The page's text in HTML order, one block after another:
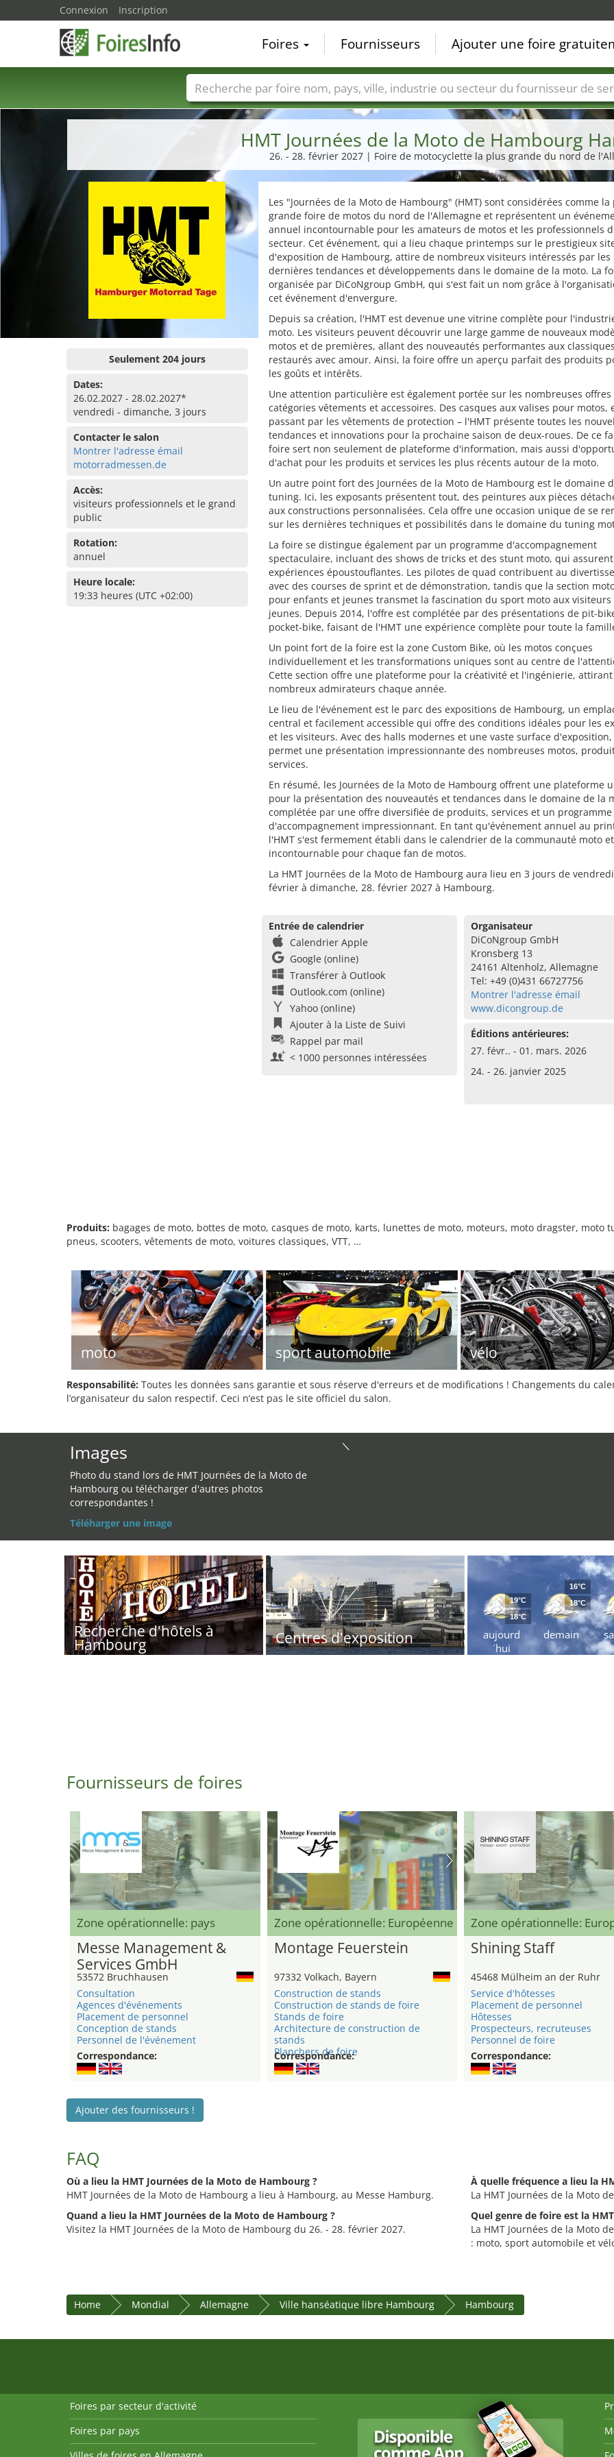
HMT Journées de la Moto de Hambourg
26. - 28. février 2027 | Foire de motocyclette la plus grande du nord de
Seulement 204 jours
Dates:
26.02.2027 - 28.02.2027*
vendredi - dimanche, 3 jours
Contacter le salon
Montrer l'adresse émail
motorradmessen.de
Accès:
visiteurs professionnels et le grand
public
Rotation:
annuel
Heure locale:
19:33 heures (UTC +02:00)
Les "Journées de la Moto de Hambourg" (HMT) sont considérées comme la
grande foire de motos du nord de l'Allemagne et représentent un
annuel incontournable pour les amateurs de motos et les professionnels
secteur. Cet événement, qui a lieu chaque printemps sur le prestigieux
d'exposition de Hambourg, attire de nombreux visiteurs intéressés par les
dernières tendances et développements dans le domaine de la moto. La
organisée par DiCoNgroup GmbH, qui s'est fait un nom grâce à
cet événement d'envergure.
Depuis sa création, l'HMT est devenue une vitrine complète pour
moto. Les visiteurs peuvent découvrir une large gamme de nouveaux
motos et de premières, allant des nouveautés performantes aux classiques
restaurés avec amour. Ainsi, la foire offre un aperçu parfait des produits
les goûts et intérêts.
Une attention particulière est également portée sur les nombreuses offres
catégories vêtements et accessoires. Des casques aux valises pour motos,
passant par les vêtements de protection – l'HMT présente toutes les
tendances et innovations pour la prochaine saison de deux-roues. De ce
foire sert non seulement de plateforme d'information, mais aussi
d'achat pour les produits et services les plus récents autour de la moto.
Un autre point fort des Journées de la Moto de Hambourg est le domaine
tuning. Ici, les exposants présentent tout, des peintures aux pièces
aux constructions personnalisées. Cela offre une occasion unique de se
sur les dernières techniques et possibilités dans le domaine du tuning
La foire se distingue également par un programme d'accompagnement
spectaculaire, incluant des shows de tricks et des stunt moto, qui
expériences époustouflantes. Les pilotes de quad contribuent au
avec des courses de sprint et de démonstration, tandis que la section
pour enfants et jeunes transmet la fascination du sport moto aux visiteurs
jeunes. Depuis 2014, l'offre est complétée par des présentations de pit-
pocket-bike, faisant de l'HMT une expérience complète pour toute la
Un point fort de la foire est la zone Custom Bike, où les motos conçues
individuellement et les transformations uniques sont au centre de
Cette section offre une plateforme pour la créativité et l'ingénierie,
nombreux admirateurs chaque année.
Le lieu de l'événement est le parc des expositions de Hambourg, un
central et facilement accessible qui offre des conditions idéales pour les
et les visiteurs. Avec des halls modernes et une vaste surface
permet une présentation impressionnante des nombreuses motos,
services.
En résumé, les Journées de la Moto de Hambourg offrent une plateforme
pour la présentation des nouveautés et tendances dans le domaine de la
complétée par une offre diversifiée de produits, services et un programme
d'accompagnement impressionnant. En tant qu'événement annuel au
l'HMT s'est fermement établi dans le calendrier de la communauté moto
incontournable pour chaque fan de motos.
La HMT Journées de la Moto de Hambourg aura lieu en 3 jours de
février à dimanche, 28. février 2027 à Hambourg.
Entrée de calendrier
Calendrier Apple
Google (online)
Transférer à Outlook
Outlook.com (online)
Yahoo (online)
Ajouter à la Liste de Suivi
Rappel par mail
< 1000 personnes intéressées
Organisateur
DiCoNgroup GmbH
Kronsberg 13
24161 Altenholz, Allemagne
Tel: +49 (0)431 66727756
Montrer l'adresse émail
www.dicongroup.de
Éditions antérieures:
27. févr.. - 01. mars. 2026
24. - 26. janvier 2025
Produits: bagages de moto, bottes de moto, casques de moto, karts, lunettes de moto, moteurs, moto dragster, moto
pneus, scooters, vêtements de moto, voitures classiques, VTT, …
moto sport automobile vélo
Responsabilité: Toutes les données sans garantie et sous réserve d'erreurs et de modifications ! Changements du
l’organisateur du salon respectif. Ceci n’est pas le site officiel du salon.
Images
Photo du stand lors de HMT Journées de la Moto de
Hambourg ou télécharger d'autres photos
correspondantes !
Téléharger une image
Recherche d'hôtels à
Hambourg Centres d'exposition
aujourd
´hui
19°C
18°C
demain
16°C
18°C
Fournisseurs de foires
Zone opérationnelle: pays
Messe Management &
Services GmbH
53572 Bruchhausen
Consultation
Agences d'événements
Placement de personnel
Conception de stands
Personnel de l'événement
Correspondance:
Zone opérationnelle: Européenne
Montage Feuerstein
97332 Volkach, Bayern
Construction de stands
Construction de stands de foire
Stands de foire
Architecture de construction de
stands
Planchers de foire
Correspondance:
Zone opérationnelle:
Shining Staff
45468 Mülheim an der Ruhr
Service d'hôtesses
Placement de personnel
Hôtesses
Prospecteurs, recruteuses
Personnel de foire
Correspondance:
Ajouter des fournisseurs !
FAQ
Où a lieu la HMT Journées de la Moto de Hambourg ?
HMT Journées de la Moto de Hambourg a lieu à Hambourg, au Messe Hamburg.
Quand a lieu la HMT Journées de la Moto de Hambourg ?
Visitez la HMT Journées de la Moto de Hambourg du 26. - 28. février 2027.
À quelle fréquence a lieu la
La HMT Journées de la Moto
Quel genre de foire est la
La HMT Journées de la Moto
: moto, sport automobile et
Home Mondial Allemagne Ville hanséatique libre Hambourg Hambourg
Connexion Inscription
Foires Fournisseurs Ajouter une foire
Foire noms Pays Villes Secteurs de foire Secteurs du fournisseur de
Foires par secteur d'activité
Foires par pays